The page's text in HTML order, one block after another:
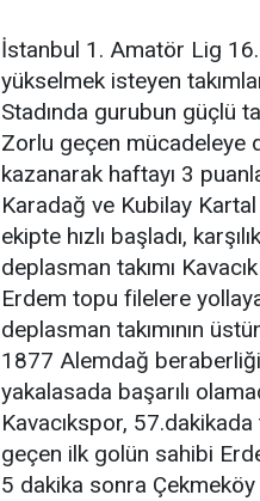
İstanbul 1. Amatör Lig
yükselmek isteyen
Stadında gurubun güçlü
Zorlu geçen mücadeleye
kazanarak haftayı 3
Karadağ ve Kubilay
ekipte hızlı başladı,
deplasman takımı
Erdem topu filelere
deplasman takımının
1877 Alemdağ
yakalasada başarılı
Kavacıkspor, 57.dakikada
geçen ilk golün sahibi
5 dakika sonra